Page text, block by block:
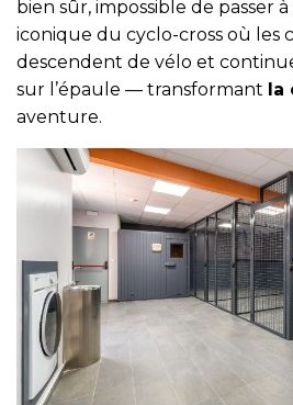
bien sûr, impossible de passer
iconique du cyclo-cross où les
descendent de vélo et
sur l’épaule — transformant la
aventure.